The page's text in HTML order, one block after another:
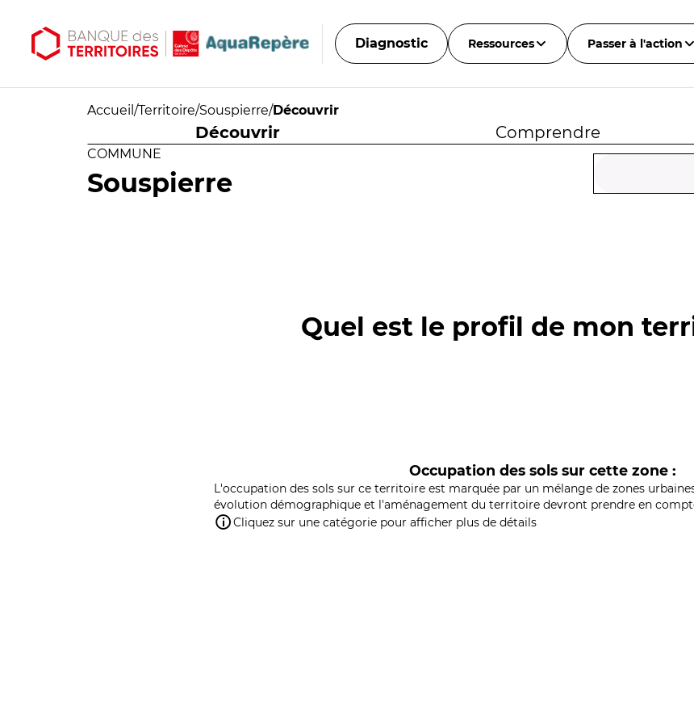
Diagnostic Ressources Passer à l'action
Accueil /Territoire/Souspierre/Découvrir
Découvrir Comprendre
COMMUNE
Souspierre
Quel est le profil de mon
Occupation des sols sur cette zone :
L'occupation des sols sur ce territoire est marquée par un mélange de zones
évolution démographique et l'aménagement du territoire devront prendre en
Cliquez sur une catégorie pour afficher plus de détails